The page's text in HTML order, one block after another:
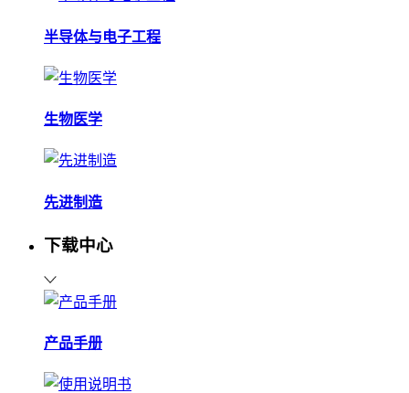
半导体与电子工程
生物医学
先进制造
下载中心
产品手册